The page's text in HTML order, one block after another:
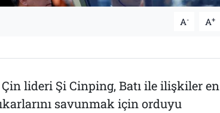
A- A+
lideri Şi Cinping, Batı ile ilişkiler en
savunmak için orduyu